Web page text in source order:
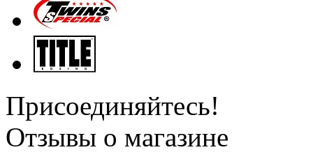
Присоединяйтесь!
Отзывы о магазине